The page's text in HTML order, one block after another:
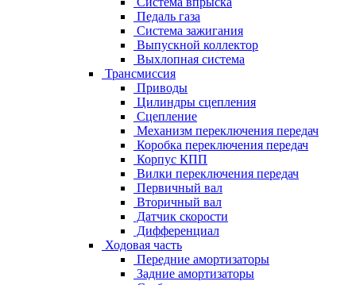
Педаль газа
Система зажигания
Выпускной коллектор
Выхлопная система
Трансмиссия
Приводы
Цилиндры сцепления
Сцепление
Механизм переключения передач
Коробка переключения передач
Корпус КПП
Вилки переключения передач
Первичный вал
Вторичный вал
Датчик скорости
Дифференциал
Ходовая часть
Передние амортизаторы
Задние амортизаторы